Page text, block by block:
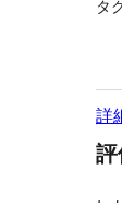
タ
詳